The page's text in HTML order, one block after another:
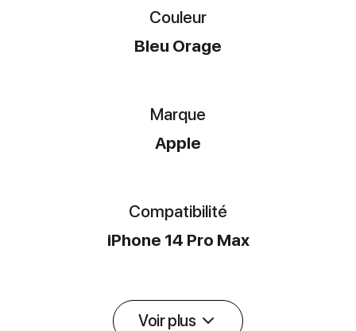
Couleur
Bleu Orage
Marque
Apple
Compatibilité
iPhone 14 Pro Max
Voir plus